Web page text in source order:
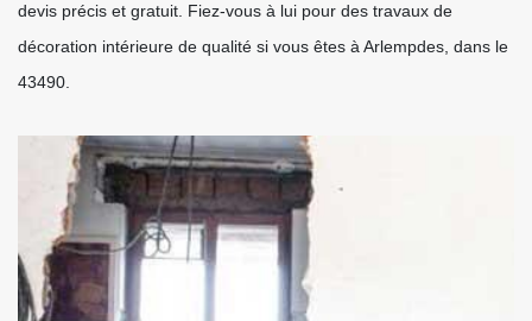
devis précis et gratuit. Fiez-vous à lui pour des travaux de
décoration intérieure de qualité si vous êtes à Arlempdes, dans le
43490.